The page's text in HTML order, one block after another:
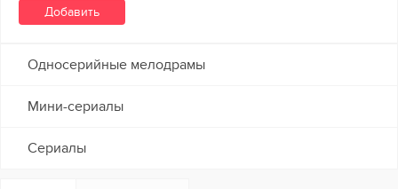
Односерийные мелодрамы
Мини-сериалы
Сериалы